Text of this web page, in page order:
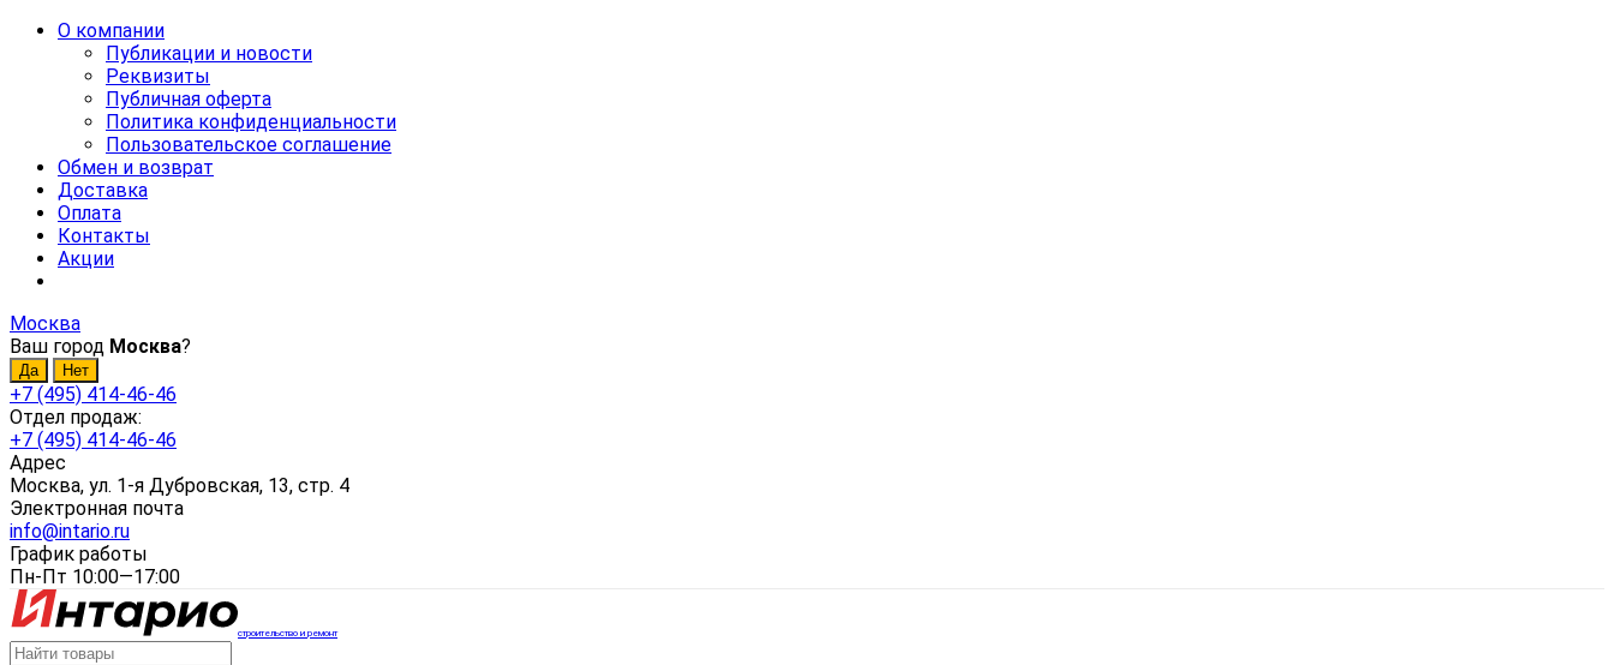
О компании
Публикации и новости
Реквизиты
Публичная оферта
Политика конфиденциальности
Пользовательское соглашение
Обмен и возврат
Доставка
Оплата
Контакты
Акции
Москва
Ваш город Москва?
+7 (495) 414-46-46
Отдел продаж:
+7 (495) 414-46-46
Адрес
Москва, ул. 1-я Дубровская, 13, стр. 4
Электронная почта
info@intario.ru
График работы
Пн-Пт 10:00—17:00
строительство и ремонт